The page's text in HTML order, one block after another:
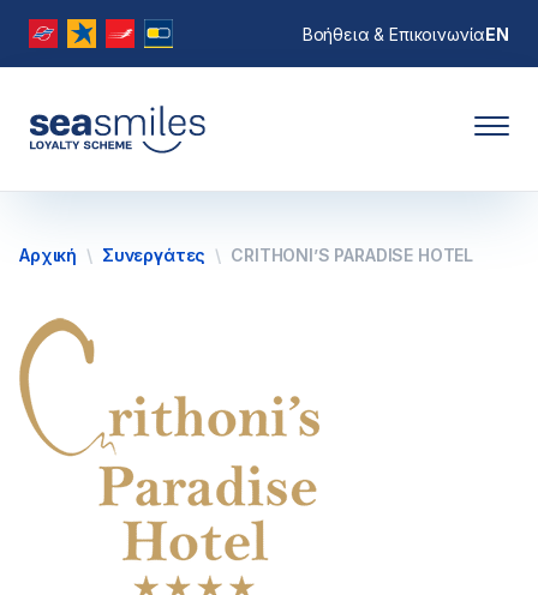
Βοήθεια & ΕπικοινωνίαEN
Αρχική Συνεργάτες CRITHONI’S PARADISE HOTEL